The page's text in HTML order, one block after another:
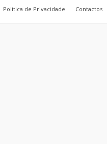
Política de Privacidade Contactos